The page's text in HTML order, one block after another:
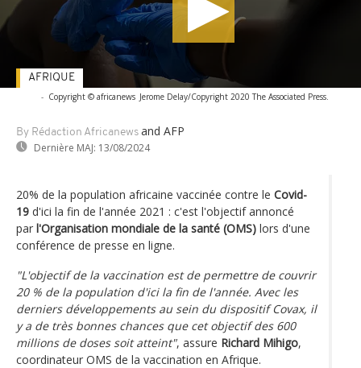
- Copyright © africanews Jerome Delay/Copyright 2020 The Associated Press.
By Rédaction Africanews and AFP
Dernière MAJ: 13/08/2024
AFRIQUE
20% de la population africaine vaccinée contre le Covid-
19 d'ici la fin de l'année 2021 : c'est l'objectif annoncé
par l'Organisation mondiale de la santé (OMS) lors d'une
conférence de presse en ligne.
"L'objectif de la vaccination est de permettre de couvrir
20 % de la population d'ici la fin de l'année. Avec les
derniers développements au sein du dispositif Covax, il
y a de très bonnes chances que cet objectif des 600
millions de doses soit atteint", assure Richard Mihigo,
coordinateur OMS de la vaccination en Afrique.